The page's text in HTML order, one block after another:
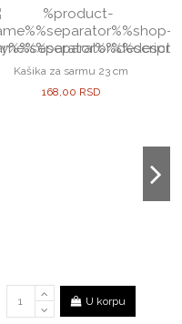
Kašika za sarmu 23 cm
168,00 RSD
U korpu